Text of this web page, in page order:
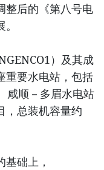
整后的《第八号电
）及其成
重要水电站，包括
咸顺－多眉水电站
，总装机容量约
础上，